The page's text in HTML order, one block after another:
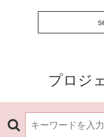
プロジ